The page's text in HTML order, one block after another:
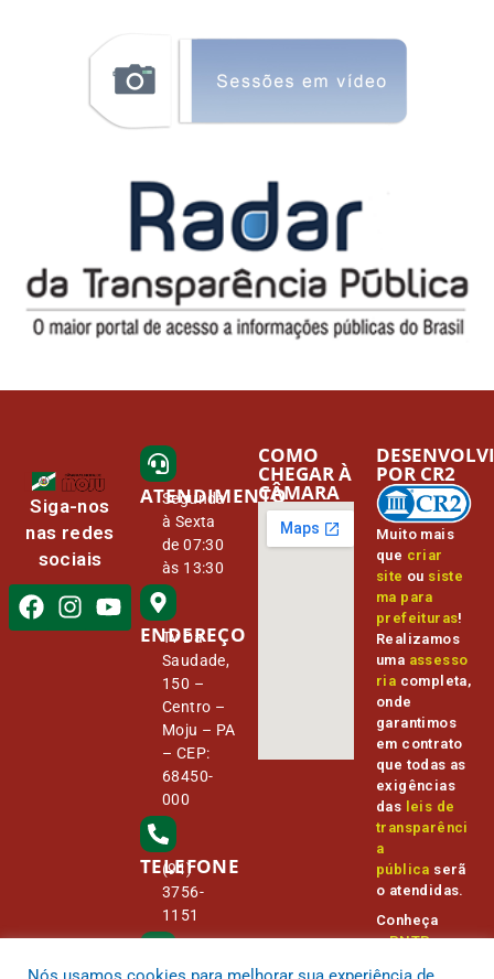
Siga-nos
nas redes
sociais
ATENDIMENTO
Segunda
à Sexta
de 07:30
às 13:30
ENDEREÇO
Tv Da
Saudade,
150 –
Centro –
Moju – PA
– CEP:
68450-
000
TELEFONE
(91)
3756-
1151
COMO
CHEGAR À
CÂMARA
Muito mais
que criar
site ou siste
ma para
prefeituras!
Realizamos
uma assesso
ria completa,
onde
garantimos
em contrato
que todas as
exigências
das leis de
transparênci
a
pública serã
o atendidas.
Conheça
oPNTPe
POR CR2